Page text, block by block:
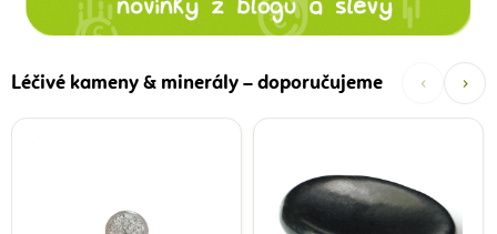
Léčivé kameny & minerály – doporučujeme ‹ ›